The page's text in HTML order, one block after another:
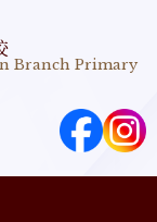
Branch Primary